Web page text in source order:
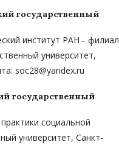
государственный
институт РАН – филиал
университет,
soc28@yandex.ru
государственный
социальной
университет, Санкт-